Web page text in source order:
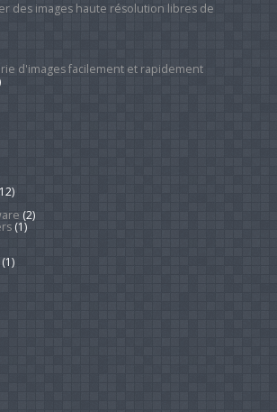
des images haute résolution libres de
d'images facilement et rapidement
(2)
(1)